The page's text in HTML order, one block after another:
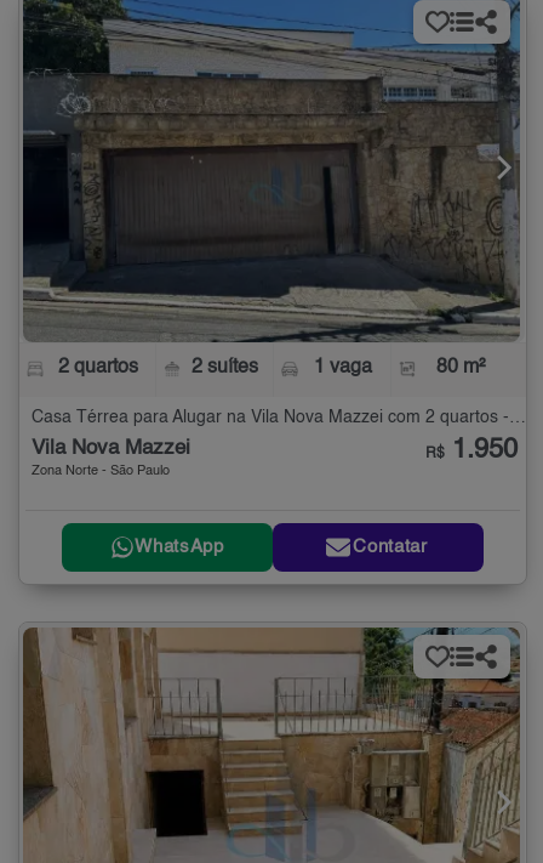
2 quartos 2 suítes 1 vaga 80 m²
Casa Térrea para Alugar na Vila Nova Mazzei com 2 quartos - 80 m²
Vila Nova Mazzei
Zona Norte - São Paulo
R$ 1.950
WhatsApp Contatar